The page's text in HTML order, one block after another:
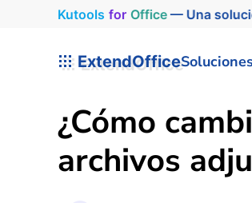
Kutools for Office— Una
ExtendOffice
¿Cómo
archivos